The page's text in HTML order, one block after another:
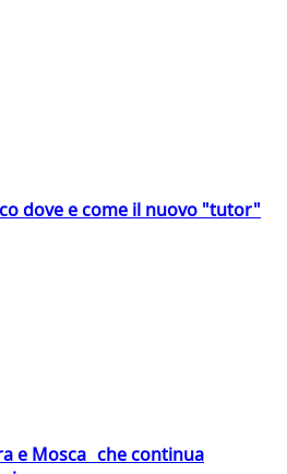
dove e come il nuovo "tutor"
e Mosca che continua